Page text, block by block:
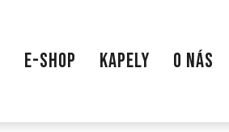
E-SHOP KAPELY O NÁS